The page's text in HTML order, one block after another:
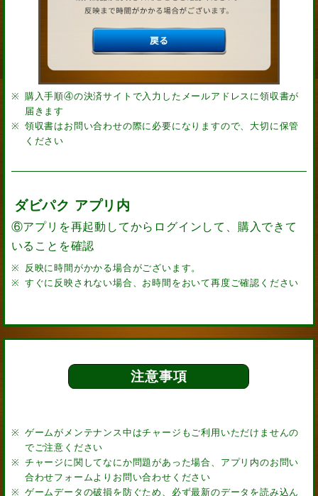
購入手順④の決済サイトで入力したメールアドレスに領収書が
届きます
領収書はお問い合わせの際に必要になりますので、大切に保管
ください
ダビパク アプリ内
⑥アプリを再起動してからログインして、購入できて
いることを確認
反映に時間がかかる場合がございます。
すぐに反映されない場合、お時間をおいて再度ご確認ください
注意事項
ゲームがメンテナンス中はチャージもご利用いただけませんの
でご注意ください
チャージに関してなにか問題があった場合、アプリ内のお問い
合わせフォームよりお問い合わせください
ゲームデータの破損を防ぐため、必ず最新のデータを読み込ん